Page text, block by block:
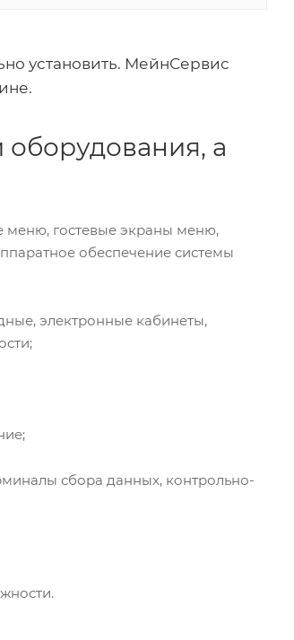
установить. МейнСервис
а
меню, гостевые экраны меню,
обеспечение системы
электронные кабинеты,
сбора данных, контрольно-